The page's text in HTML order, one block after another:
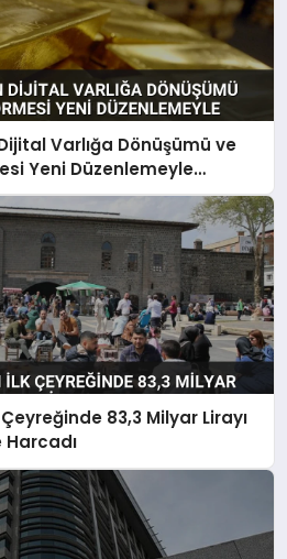
Varlığa Dönüşümü ve
Yeni Düzenlemeyle
83,3 Milyar Lirayı